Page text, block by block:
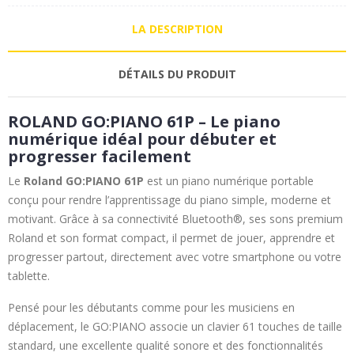
LA DESCRIPTION
DÉTAILS DU PRODUIT
ROLAND GO:PIANO 61P – Le piano
numérique idéal pour débuter et
progresser facilement
Le Roland GO:PIANO 61P est un piano numérique portable
conçu pour rendre l’apprentissage du piano simple, moderne et
motivant. Grâce à sa connectivité Bluetooth®, ses sons premium
Roland et son format compact, il permet de jouer, apprendre et
progresser partout, directement avec votre smartphone ou votre
tablette.
Pensé pour les débutants comme pour les musiciens en
déplacement, le GO:PIANO associe un clavier 61 touches de taille
standard, une excellente qualité sonore et des fonctionnalités